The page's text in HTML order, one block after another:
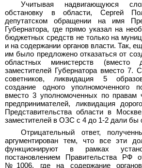
Учитывая надвигающуюся
обстановку в области, Сергей
депутатском обращении на имя
Губернатора, где прямо указал на
бюджетных средств не только на
и на содержании органов власти. Так,
им было предложено отказаться от
областных министерств (вместо
заместителей Губернатора вместо 7.
советников, ликвидация 5
создание одного уполномоченного
вместо 3 уполномоченных по правам
предпринимателей, ликвидация
Представительства области в
заместителей в ОЗС с 4 до 1-2 дали
Отрицательный ответ,
аргументирован тем, что все эти
функционируют в рамках
постановлением Правительства РФ
№1006, где на содержание